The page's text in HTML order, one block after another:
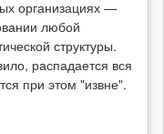
организациях —
любой
структуры.
распадается вся
при этом "извне".